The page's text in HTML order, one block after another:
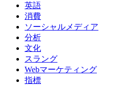
英語
消費
ソーシャルメディア
分析
文化
スラング
Webマーケティング
指標